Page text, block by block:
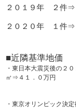
２０１９年 ２件⇒
２０２０年 １件⇒
■近隣基準地価
・東日本大震災後の２
㎡⇒４１．０万円
・東京オリンピック決